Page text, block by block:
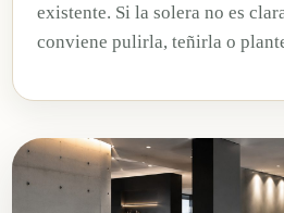
existente. Si la solera no es
conviene pulirla, teñirla o